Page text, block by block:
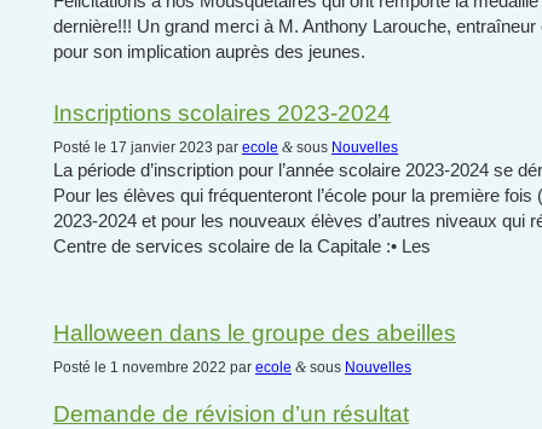
dernière!!! Un grand merci à M. Anthony Larouche,
pour son implication auprès des jeunes.
Inscriptions scolaires 2023-2024
Posté le 17 janvier 2023 par ecole & sous Nouvelles
La période d’inscription pour l’année scolaire 2023-2024 se
Pour les élèves qui fréquenteront l’école pour la première
2023-2024 et pour les nouveaux élèves d’autres niveaux qui
Centre de services scolaire de la Capitale :• Les
Halloween dans le groupe des abeilles
Posté le 1 novembre 2022 par ecole & sous Nouvelles
Demande de révision d’un résultat